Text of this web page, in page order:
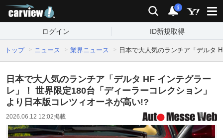
検索 通知
i
ログイン ID新規取得
トップ ニュース 業界ニュース 日本で大人気のランチア「デルタ
日本で大人気のランチア「デルタ HF インテグラー
レ」！ 世界限定180台「ディーラーコレクション」
より日本版コレツィオーネが高い!?
2026.06.12 12:02掲載